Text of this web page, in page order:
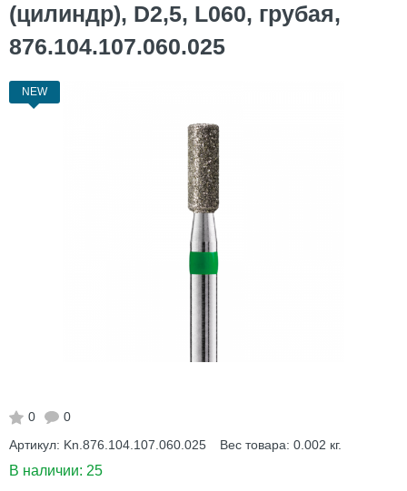
(цилиндр), D2,5, L060, грубая,
876.104.107.060.025
NEW
0
0
Артикул: Kn.876.104.107.060.025 Вес товара: 0.002 кг.
В наличии: 25